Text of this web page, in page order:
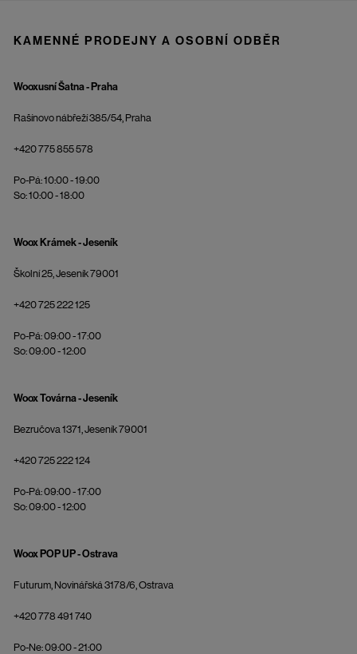
KAMENNÉ PRODEJNY A OSOBNÍ ODBĚR
Wooxusní Šatna - Praha
Rašínovo nábřeží 385/54, Praha
+420 775 855 578
Po-Pá: 10:00 - 19:00
So: 10:00 - 18:00
Woox Krámek - Jeseník
Školní 25, Jeseník 79001
+420 725 222 125
Po-Pá: 09:00 - 17:00
So: 09:00 - 12:00
Woox Továrna - Jeseník
Bezručova 1371, Jeseník 79001
+420 725 222 124
Po-Pá: 09:00 - 17:00
So: 09:00 - 12:00
Woox POP UP - Ostrava
Futurum, Novinářská 3178/6, Ostrava
+420 778 491 740
Po-Ne: 09:00 - 21:00